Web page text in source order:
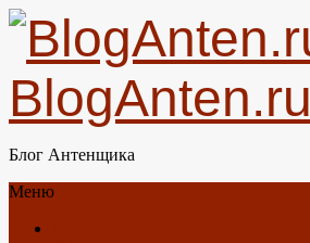
BlogAnten.ru
Блог Антенщика
Меню